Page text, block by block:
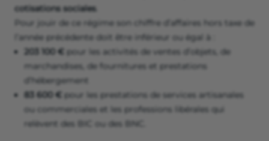
cotisations sociales.
Pour jouir de ce régime son chiffre d’affaires hors taxe de
l’année précédente doit être inférieur ou égal à :
203 100 € pour les activités de ventes d’objets, de
marchandises, de fournitures et prestations
d’hébergement
83 600 € pour les prestations de services artisanales
ou commerciales et les professions libérales qui
relèvent des BIC ou des BNC.